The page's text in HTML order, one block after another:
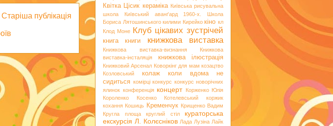
Старіша публікація
Квітка Цісик кераміка Київська рисувальна
школа
Київський аванґард 1960-х. Школа
Бориса Лятошинського килими Кирейко кіно кл
Клод Моне
Клуб цікавих зустрічей
книга книги книжкова виставка
Книжкова виставка-визнання
Книжкова
виставка-інсталяція
книжкова ілюстрація
Книжковий Арсенал Коворкінг для мам козацтво
Козловський
колаж
коли вдома не
сидиться комірці конкурс конкурс новорічних
ялинок конференція концерт
Корженко Юлія
Короленко
Косенко
Котелевський коржик
кохання Кошиць Кременчук Крищенко Вадим
Кругла площа
круглий стіл
кураторська
екскурсія Л. Колєсніков Лада Лузіна Лайк